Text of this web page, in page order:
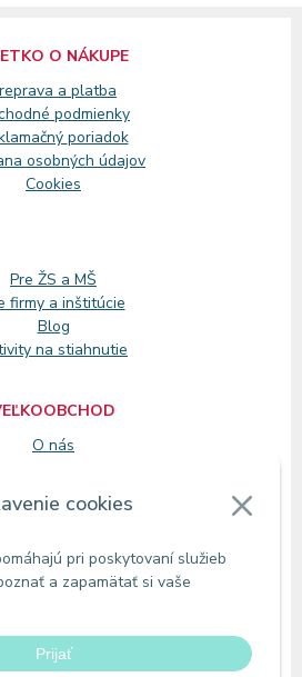
cookies
pri poskytovaní služieb
a zapamätať si vaše
Prijať
O NÁKUPE
a platba
podmienky
poriadok
osobných údajov
Cookies
Pre ŽS a MŠ
firmy a inštitúcie
Blog
na stiahnutie
O nás
oddelenie
Predajne